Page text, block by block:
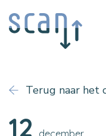
Terug naar het
12
december